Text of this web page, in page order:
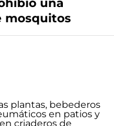
una
mosquitos